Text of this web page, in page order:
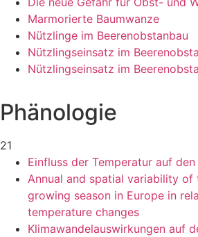
Marmorierte Baumwanze
Nützlinge im Beerenobstanbau
Nützlingseinsatz im
Nützlingseinsatz im
Phänologie
21
Einfluss der Temperatur auf
Annual and spatial variability of
growing season in Europe in
temperature changes
Klimawandelauswirkungen auf